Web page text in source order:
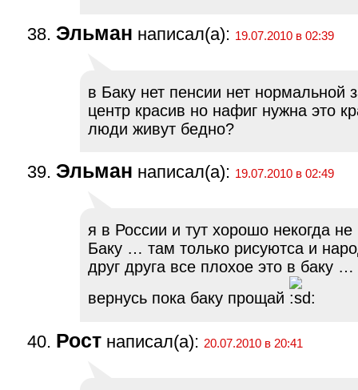
Эльман написал(а): 19.07.2010 в 02:39
в Баку нет пенсии нет нормальной
центр красив но нафиг нужна это
люди живут бедно?
Эльман написал(а): 19.07.2010 в 02:49
я в России и тут хорошо некогда не
Баку … там только рисуютса и
друг друга все плохое это в баку
вернусь пока баку прощай
Рост написал(а): 20.07.2010 в 20:41